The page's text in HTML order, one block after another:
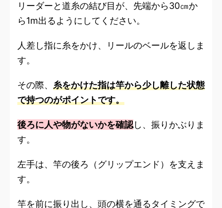
リーダーと道糸の結び目が、先端から30㎝か
ら1m出るようにしてください。
人差し指に糸をかけ、リールのベールを返しま
す。
その際、 糸をかけた指は竿から少し離した状態
で持つのがポイントです。
後ろに人や物がないかを確認し、振りかぶりま
す。
左手は、竿の後ろ（グリップエンド）を支えま
す。
竿を前に振り出し、頭の横を通るタイミングで